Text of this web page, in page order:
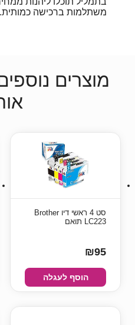
משתלמות ברכישה כמותית.
מוצרים
סט 4 ראשי דיו Brother
LC223 תואם
₪95
הוסף לעגלה